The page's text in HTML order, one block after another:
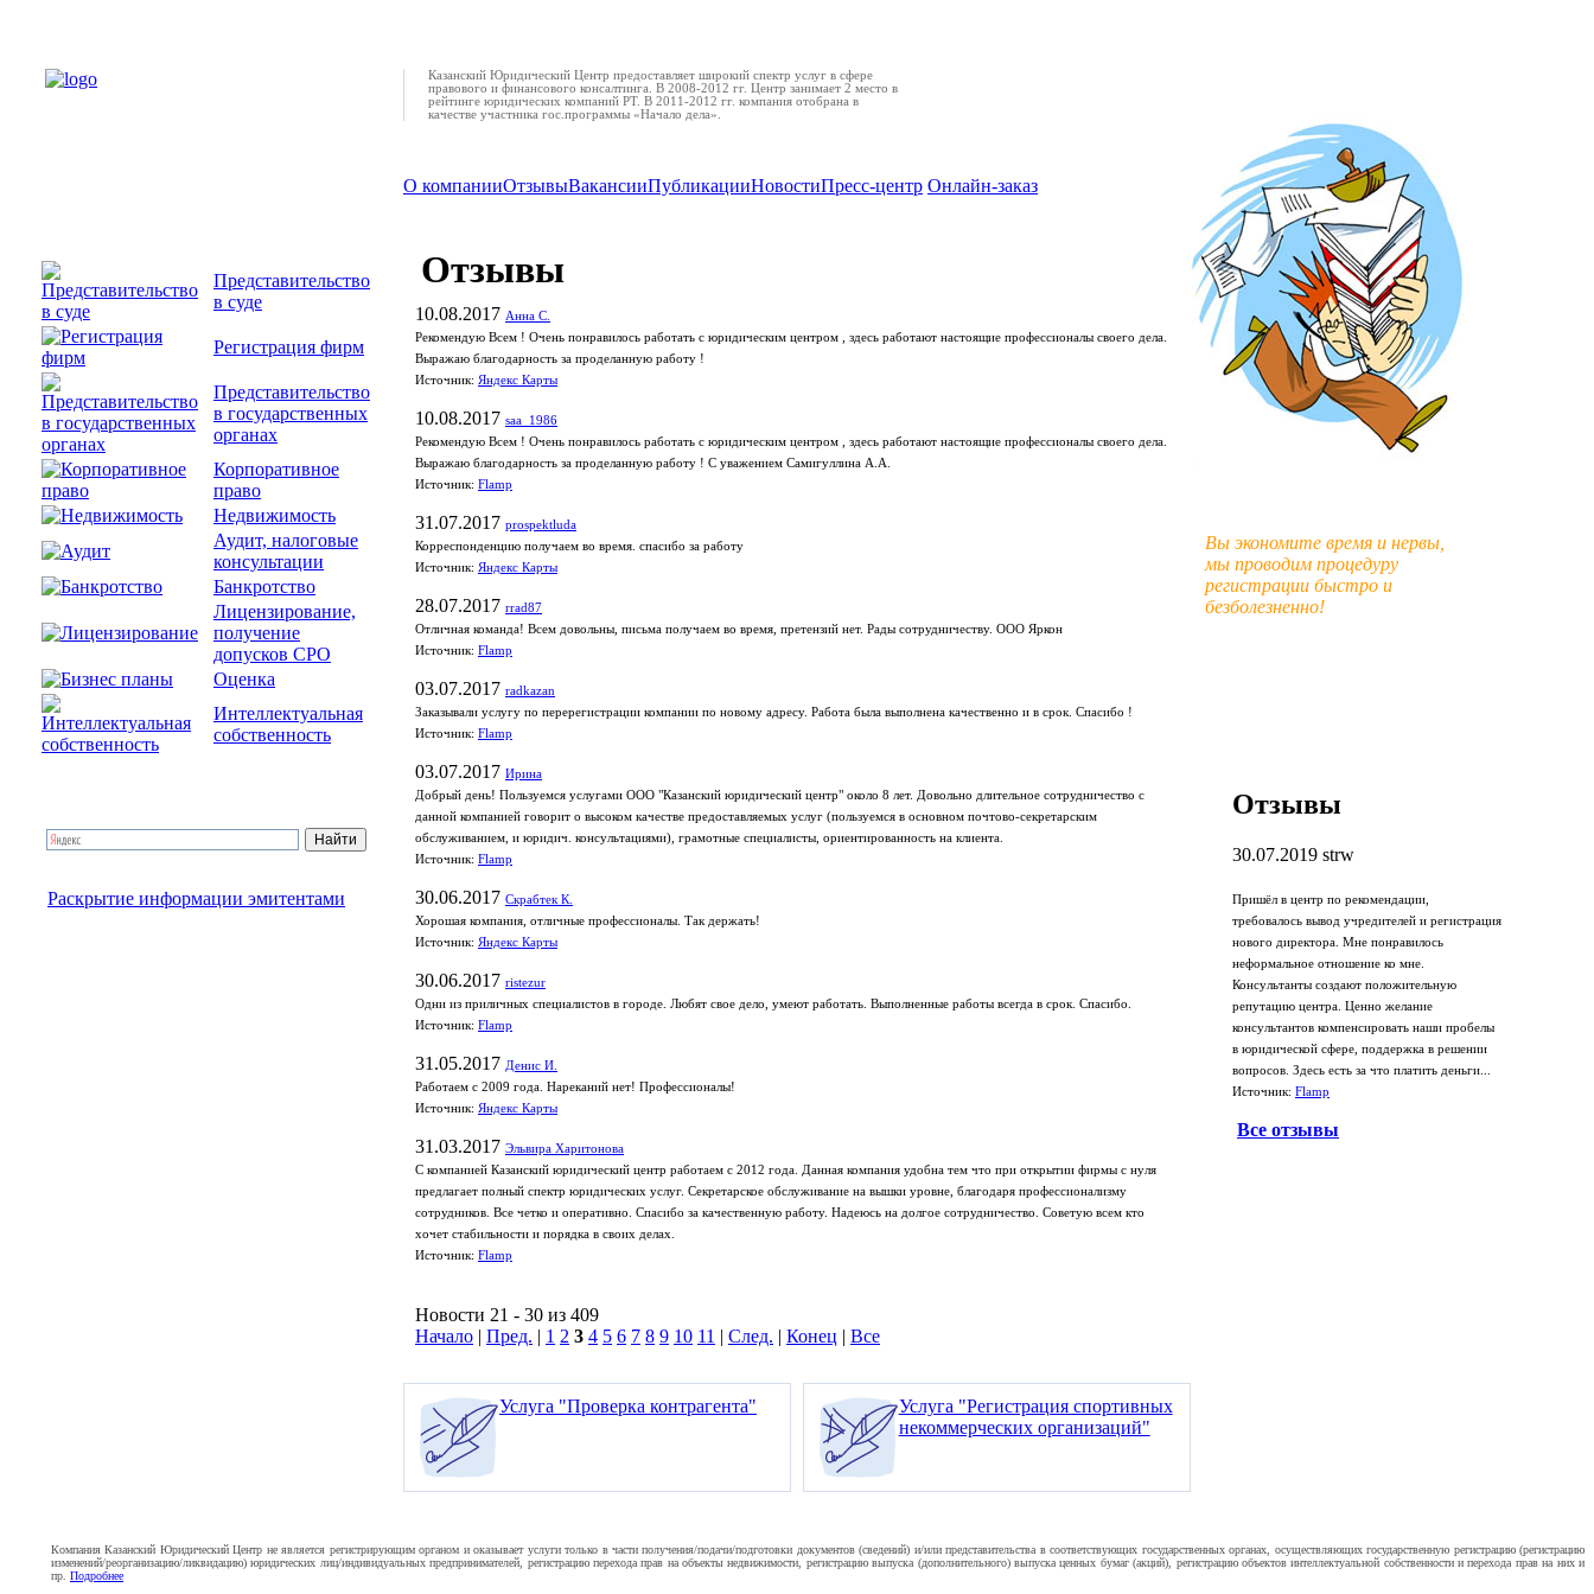
Представительство
в суде
Регистрация фирм
Представительство
в государственных
органах
Корпоративное
право
Недвижимость
Аудит, налоговые
консультации
Банкротство
Лицензирование,
получение
допусков СРО
Оценка
Интеллектуальная
собственность
Раскрытие информации эмитентами
Казанский Юридический Центр предоставляет широкий спектр услуг в сфере
правового и финансового консалтинга. В 2008-2012 гг. Центр занимает 2 место в
рейтинге юридических компаний РТ. В 2011-2012 гг. компания отобрана в
качестве участника гос.программы «Начало дела».
О компанииОтзывыВакансииПубликацииНовостиПресс-центр Онлайн-заказ
Отзывы
10.08.2017 Анна С.
Рекомендую Всем ! Очень понравилось работать с юридическим центром , здесь работают настоящие профессионалы своего дела.
Выражаю благодарность за проделанную работу !
Источник: Яндекс Карты
10.08.2017 saa_1986
Рекомендую Всем ! Очень понравилось работать с юридическим центром , здесь работают настоящие профессионалы своего дела.
Выражаю благодарность за проделанную работу ! С уважением Самигуллина А.А.
Источник: Flamp
31.07.2017 prospektluda
Корреспонденцию получаем во время. спасибо за работу
Источник: Яндекс Карты
28.07.2017 rrad87
Отличная команда! Всем довольны, письма получаем во время, претензий нет. Рады сотрудничеству. ООО Яркон
Источник: Flamp
03.07.2017 radkazan
Заказывали услугу по перерегистрации компании по новому адресу. Работа была выполнена качественно и в срок. Спасибо !
Источник: Flamp
03.07.2017 Ирина
Добрый день! Пользуемся услугами ООО "Казанский юридический центр" около 8 лет. Довольно длительное сотрудничество с
данной компанией говорит о высоком качестве предоставляемых услуг (пользуемся в основном почтово-секретарским
обслуживанием, и юридич. консультациями), грамотные специалисты, ориентированность на клиента.
Источник: Flamp
30.06.2017 Скрабтек К.
Хорошая компания, отличные профессионалы. Так держать!
Источник: Яндекс Карты
30.06.2017 ristezur
Одни из приличных специалистов в городе. Любят свое дело, умеют работать. Выполненные работы всегда в срок. Спасибо.
Источник: Flamp
31.05.2017 Денис И.
Работаем с 2009 года. Нареканий нет! Профессионалы!
Источник: Яндекс Карты
31.03.2017 Эльвира Харитонова
С компанией Казанский юридический центр работаем с 2012 года. Данная компания удобна тем что при открытии фирмы с нуля
предлагает полный спектр юридических услуг. Секретарское обслуживание на вышки уровне, благодаря профессионализму
сотрудников. Все четко и оперативно. Спасибо за качественную работу. Надеюсь на долгое сотрудничество. Советую всем кто
хочет стабильности и порядка в своих делах.
Источник: Flamp
Новости 21 - 30 из 409
Начало | Пред. | 1 2 3 4 5 6 7 8 9 10 11 | След. | Конец | Все
Услуга "Проверка контрагента"
Услуга "Регистрация спортивных
некоммерческих организаций"
Вы экономите время и нервы,
мы проводим процедуру
регистрации быстро и
безболезненно!
Отзывы
30.07.2019 strw
Пришёл в центр по рекомендации,
требовалось вывод учредителей и регистрация
нового директора. Мне понравилось
неформальное отношение ко мне.
Консультанты создают положительную
репутацию центра. Ценно желание
консультантов компенсировать наши пробелы
в юридической сфере, поддержка в решении
вопросов. Здесь есть за что платить деньги...
Источник: Flamp
Все отзывы
Компания Казанский Юридический Центр не является регистрирующим органом и оказывает услуги только в части получения/подачи/подготовки документов (сведений) и/или представительства в соответствующих государственных органах, осуществляющих государственную регистрацию (регистрацию
изменений/реорганизацию/ликвидацию) юридических лиц/индивидуальных предпринимателей, регистрацию перехода прав на объекты недвижимости, регистрацию выпуска (дополнительного) выпуска ценных бумаг (акций), регистрацию объектов интеллектуальной собственности и перехода прав на них и
пр. Подробнее